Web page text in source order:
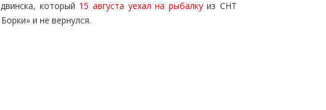
который 15 августа уехал на рыбалкуиз СНТ
и не вернулся.